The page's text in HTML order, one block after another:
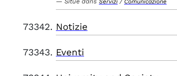
Servizi Comunicazione
Notizie
Eventi